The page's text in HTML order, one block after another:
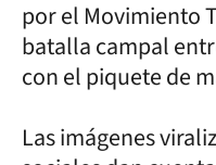
por el Movimiento
batalla campal
con el piquete de
Las imágenes